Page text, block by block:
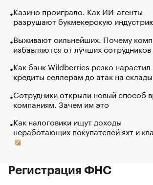
Казино проиграло. Как ИИ-агенты
разрушают букмекерскую
Выживают сильнейших. Почему
избавляются от лучших сотрудников
Как банк Wildberries резко нарастил
кредиты селлерам до атак на склады
Сотрудники открыли новый способ
компаниям. Зачем им это
Как налоговики ищут доходы
неработающих покупателей яхт и
Регистрация ФНС